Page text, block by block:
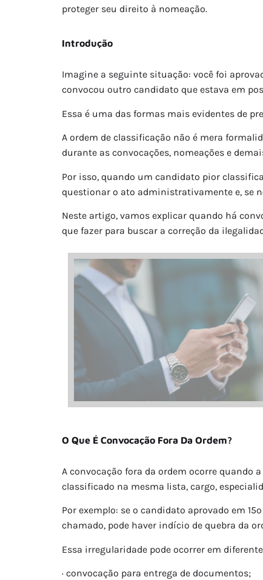
proteger seu direito à nomeação.
Introdução
Imagine a seguinte situação: você foi
convocou outro candidato que estava em
Essa é uma das formas mais evidentes de
A ordem de classificação não é mera
durante as convocações, nomeações e
Por isso, quando um candidato pior
questionar o ato administrativamente e, se
Neste artigo, vamos explicar quando há
que fazer para buscar a correção da
O Que É Convocação Fora Da Ordem?
A convocação fora da ordem ocorre
classificado na mesma lista, cargo,
Por exemplo: se o candidato aprovado em
chamado, pode haver indício de quebra da
Essa irregularidade pode ocorrer em
· convocação para entrega de documentos;